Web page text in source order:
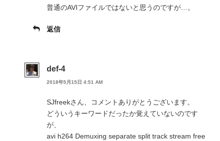
普通のAVIファイルではないと思うのですが…。
返信
def-4
2018年5月15日 4:51 AM
SJfreekさん、コメントありがとうございます。
どういうキーワードだったか覚えていないのです
が、
avi h264 Demuxing separate split track stream free